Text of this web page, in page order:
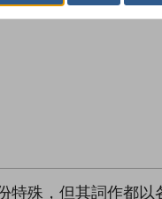
殊，但其詞作都